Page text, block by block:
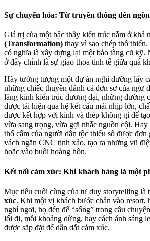
Sự chuyển hóa: Từ truyền thống đến
Giá trị của một bậc thầy kiến trúc nằm ở khả
(Transformation) thay vì sao chép thô
có nghĩa là xây dựng lại một bảo tàng cũ kỹ.
ở đây chính là sự giao thoa tinh tế giữa quá
Hãy tưởng tượng một dự án nghỉ dưỡng lấy
những chiếc thuyền đánh cá đơn sơ của ngư
lăng kính kiến trúc đương đại, những đường
được tái hiện qua hệ kết cấu mái nhịp lớn,
được kết hợp với kính và thép không gỉ để
vừa sang trọng, vừa gợi nhắc nguồn cội.
thổ cẩm của người dân tộc thiểu số được đơn
vách ngăn CNC tinh xảo, tạo ra những vũ
hoặc vào buổi hoàng hôn.
Kết nối cảm xúc: Khi khách hàng là một
Mục tiêu cuối cùng của tư duy storytelling là
xúc. Khi một vị khách bước chân vào resort,
nghỉ ngơi, họ đến để “sống” trong câu
lối đi, mỗi khoảng dừng, hay cách ánh sáng
được sắp đặt để dẫn dắt cảm xúc.